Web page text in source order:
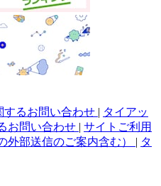
するお問い合わせ | タイアッ
お問い合わせ | サイトご利用
外部送信のご案内含む） | タ